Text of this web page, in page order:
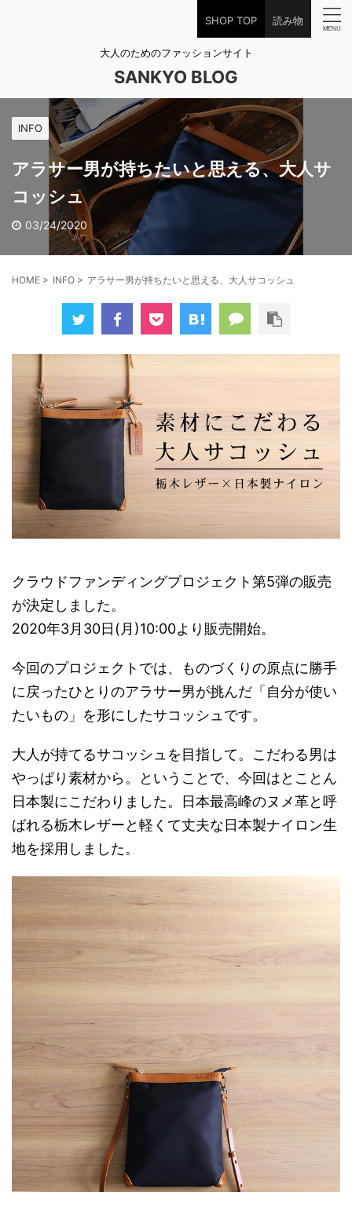
SHOP TOP 読み物
大人のためのファッションサイト
SANKYO BLOG
INFO
アラサー男が持ちたいと思える、大人サ
コッシュ
03/24/2020
HOME > INFO > アラサー男が持ちたいと思える、大人サコッシュ
クラウドファンディングプロジェクト第5弾の販売
が決定しました。
2020年3月30日(月)10:00より販売開始。
今回のプロジェクトでは、ものづくりの原点に勝手
に戻ったひとりのアラサー男が挑んだ「自分が使い
たいもの」を形にしたサコッシュです。
大人が持てるサコッシュを目指して。こだわる男は
やっぱり素材から。ということで、今回はとことん
日本製にこだわりました。日本最高峰のヌメ革と呼
ばれる栃木レザーと軽くて丈夫な日本製ナイロン生
地を採用しました。